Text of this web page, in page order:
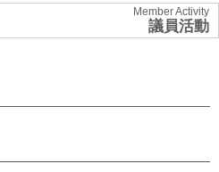
Member Activity
議員活動